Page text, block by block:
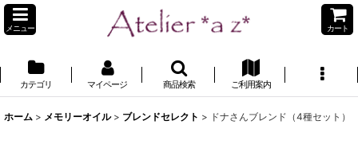
メニュー カート
カテゴリ マイページ 商品検索 ご利用案内
ホーム > メモリーオイル > ブレンドセレクト > ドナさんブレンド（4種セット）